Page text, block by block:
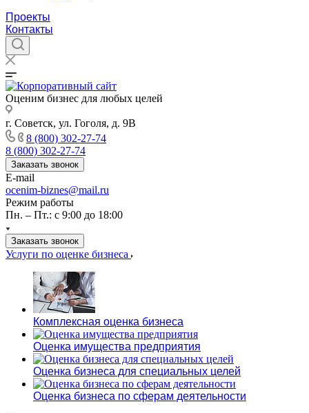
Проекты
Контакты
Оценим бизнес для любых целей
г. Советск, ул. Гоголя, д. 9В
8 (800) 302-27-74
8 (800) 302-27-74
Заказать звонок
E-mail
ocenim-biznes@mail.ru
Режим работы
Пн. – Пт.: с 9:00 до 18:00
Заказать звонок
Услуги по оценке бизнеса
Комплексная оценка бизнеса
Оценка имущества предприятия
Оценка бизнеса для специальных целей
Оценка бизнеса по сферам деятельности